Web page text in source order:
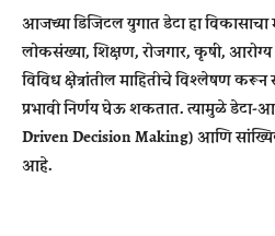
आजच्या डिजिटल युगात डेटा हा विकासाचा
लोकसंख्या, शिक्षण, रोजगार, कृषी,
विविध क्षेत्रांतील माहितीचे विश्लेषण
प्रभावी निर्णय घेऊ शकतात. त्यामुळे डेटा-
Driven Decision Making) आणि
आहे.